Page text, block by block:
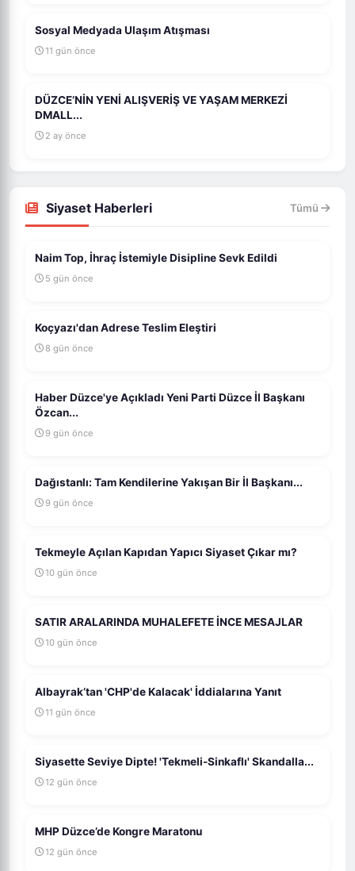
Sosyal Medyada Ulaşım Atışması
11 gün önce
DÜZCE’NİN YENİ ALIŞVERİŞ VE YAŞAM MERKEZİ
DMALL...
2 ay önce
Siyaset Haberleri Tümü
Naim Top, İhraç İstemiyle Disipline Sevk Edildi
5 gün önce
Koçyazı'dan Adrese Teslim Eleştiri
8 gün önce
Haber Düzce'ye Açıkladı Yeni Parti Düzce İl Başkanı
Özcan...
9 gün önce
Dağıstanlı: Tam Kendilerine Yakışan Bir İl Başkanı...
9 gün önce
Tekmeyle Açılan Kapıdan Yapıcı Siyaset Çıkar mı?
10 gün önce
SATIR ARALARINDA MUHALEFETE İNCE MESAJLAR
10 gün önce
Albayrak’tan 'CHP'de Kalacak' İddialarına Yanıt
11 gün önce
Siyasette Seviye Dipte! 'Tekmeli-Sinkaflı' Skandalla...
12 gün önce
MHP Düzce’de Kongre Maratonu
12 gün önce